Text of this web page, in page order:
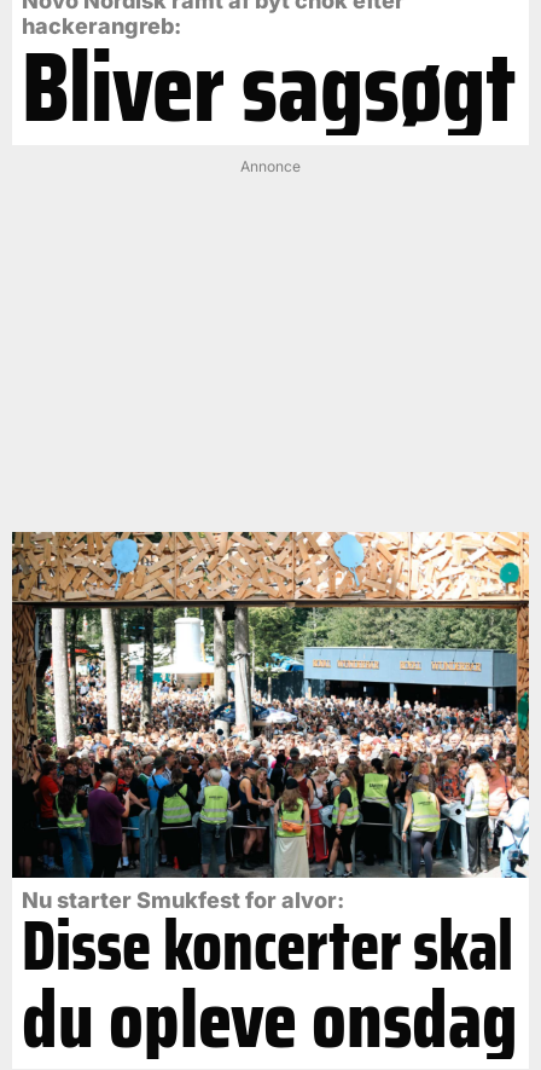
hackerangreb:
Bliver sagsøgt
Annonce
Nu starter Smukfest for alvor:
Disse koncerter skal
du opleve onsdag